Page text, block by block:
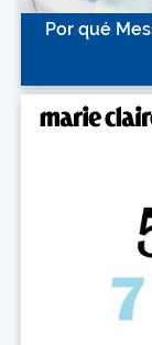
Por qué